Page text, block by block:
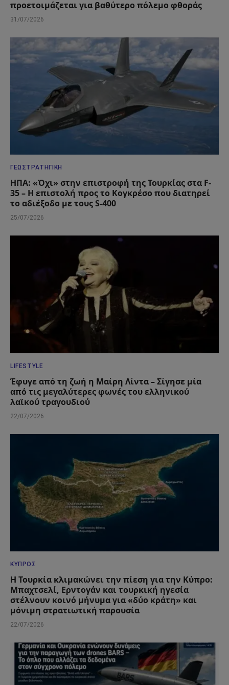
προετοιμάζεται για βαθύτερο πόλεμο φθοράς
31/07/2026
ΓΕΩΣΤΡΑΤΗΓΙΚΉ
ΗΠΑ: «Όχι» στην επιστροφή της Τουρκίας στα F-
35 – Η επιστολή προς το Κογκρέσο που διατηρεί
το αδιέξοδο με τους S-400
25/07/2026
LIFESTYLE
Έφυγε από τη ζωή η Μαίρη Λίντα – Σίγησε μία
από τις μεγαλύτερες φωνές του ελληνικού
λαϊκού τραγουδιού
22/07/2026
ΚΎΠΡΟΣ
Η Τουρκία κλιμακώνει την πίεση για την Κύπρο:
Μπαχτσελί, Ερντογάν και τουρκική ηγεσία
στέλνουν κοινό μήνυμα για «δύο κράτη» και
μόνιμη στρατιωτική παρουσία
22/07/2026